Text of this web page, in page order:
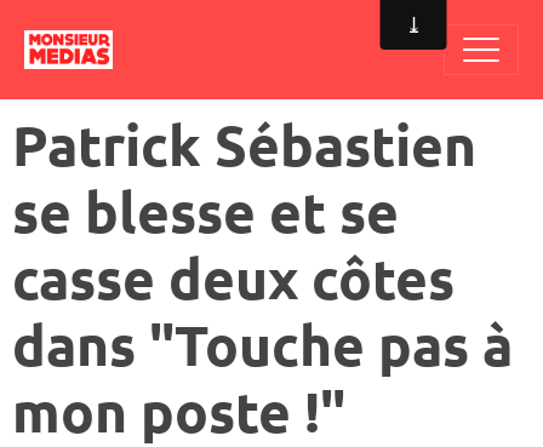
Patrick Sébastien
se blesse et se
casse deux côtes
dans "Touche pas à
mon poste !"